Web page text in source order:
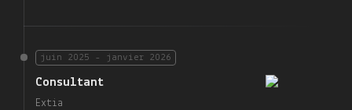
juin 2025 - janvier 2026
Consultant
Extia